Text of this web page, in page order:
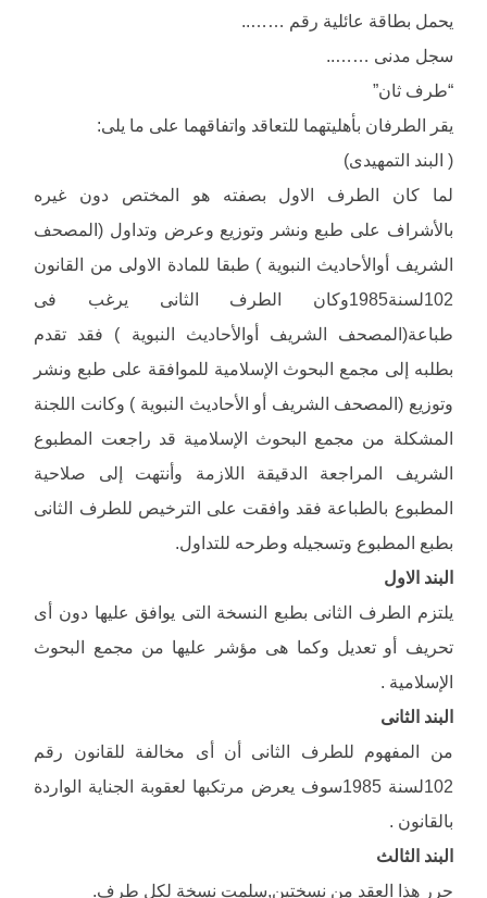
يحمل بطاقة عائلية رقم ……..
سجل مدنى ……..
“طرف ثان”
يقر الطرفان بأهليتهما للتعاقد واتفاقهما على ما يلى:
( البند التمهيدى)
لما كان الطرف الاول بصفته هو المختص دون غيره
بالأشراف على طبع ونشر وتوزيع وعرض وتداول (المصحف
الشريف أوالأحاديث النبوية ) طبقا للمادة الاولى من القانون
102لسنة1985وكان الطرف الثانى يرغب فى
طباعة(المصحف الشريف أوالأحاديث النبوية ) فقد تقدم
بطلبه إلى مجمع البحوث الإسلامية للموافقة على طبع ونشر
وتوزيع (المصحف الشريف أو الأحاديث النبوية ) وكانت اللجنة
المشكلة من مجمع البحوث الإسلامية قد راجعت المطبوع
الشريف المراجعة الدقيقة اللازمة وأنتهت إلى صلاحية
المطبوع بالطباعة فقد وافقت على الترخيص للطرف الثانى
بطبع المطبوع وتسجيله وطرحه للتداول.
البند الاول
يلتزم الطرف الثانى بطبع النسخة التى يوافق عليها دون أى
تحريف أو تعديل وكما هى مؤشر عليها من مجمع البحوث
الإسلامية .
البند الثانى
من المفهوم للطرف الثانى أن أى مخالفة للقانون رقم
102لسنة 1985سوف يعرض مرتكبها لعقوبة الجناية الواردة
بالقانون .
البند الثالث
حرر هذا العقد من نسختين,سلمت نسخة لكل طرف.